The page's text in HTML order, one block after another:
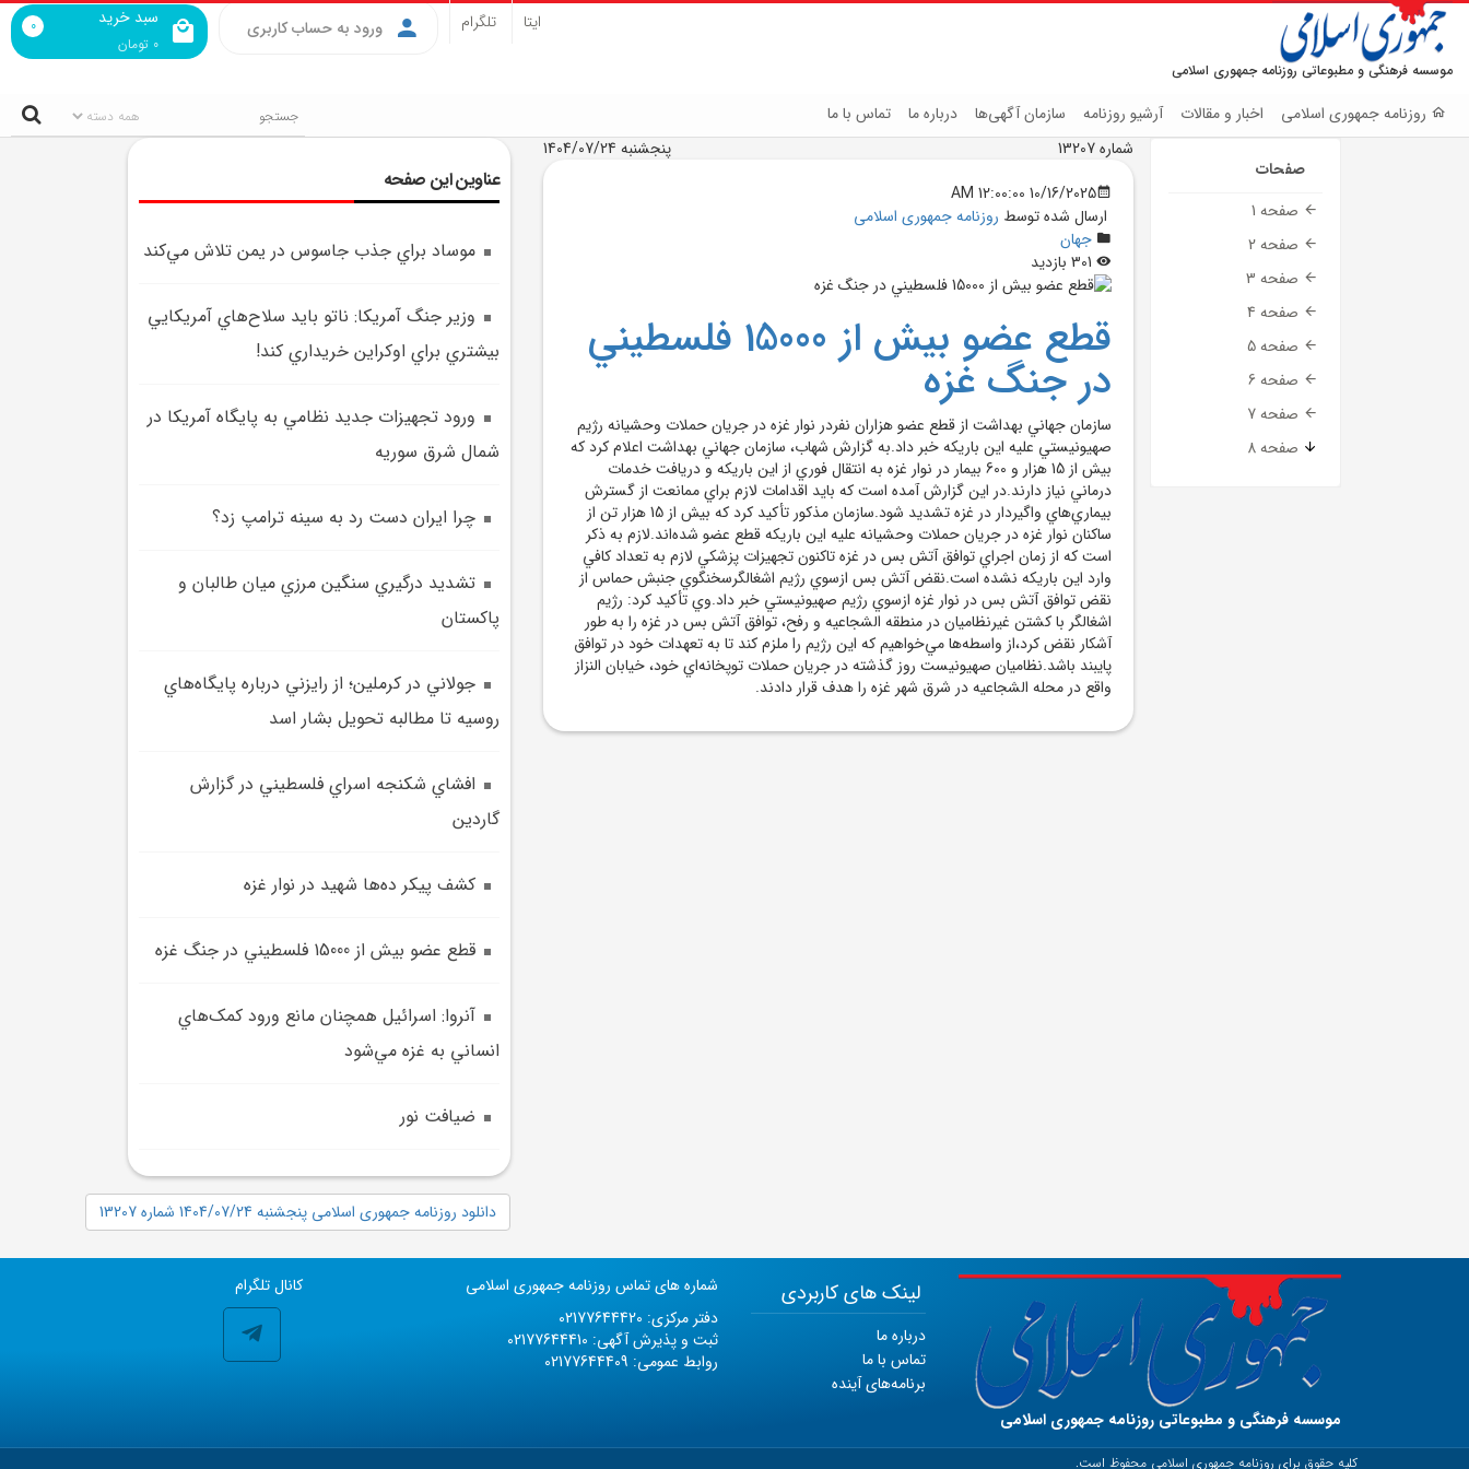
موسسه فرهنگی و مطبوعاتی روزنامه جمهوری اسلامی
سبد خرید
0 تومان
0 ورود به حساب کاربری ایتا تلگرام
روزنامه جمهوری اسلامی اخبار و مقالات آرشیو روزنامه سازمان آگهی‌ها درباره ما تماس با ما
صفحات
صفحه 1
صفحه 2
صفحه 3
صفحه 4
صفحه 5
صفحه 6
صفحه 7
صفحه 8
شماره 13207
پنجشنبه 1404/07/24
10/16/2025 12:00:00 AM
ارسال شده توسط روزنامه جمهوری اسلامی
جهان
قطع عضو بيش از 15000 فلسطيني
در جنگ غزه
سازمان جهاني بهداشت از قطع عضو هزاران نفردر نوار غزه در جريان حملات وحشيانه رژيم
صهيونيستي عليه اين باريکه خبر داد.به گزارش شهاب، سازمان جهاني بهداشت اعلام کرد که
بيش از 15 هزار و 600 بيمار در نوار غزه به انتقال فوري از اين باريکه و دريافت خدمات
درماني نياز دارند.در اين گزارش آمده است که بايد اقدامات لازم براي ممانعت از گسترش
بيماري‌هاي واگيردار در غزه تشديد شود.سازمان مذکور تأکيد کرد که بيش از 15 هزار تن از
ساکنان نوار غزه در جريان حملات وحشيانه عليه اين باريکه قطع عضو شده‌اند.لازم به ذکر
است که از زمان اجراي توافق آتش بس در غزه تاکنون تجهيزات پزشکي لازم به تعداد کافي
وارد اين باريکه نشده است.نقض آتش بس ازسوي رژيم اشغالگرسخنگوي جنبش حماس از
نقض توافق آتش بس در نوار غزه ازسوي رژيم صهيونيستي خبر داد.وي تأکيد کرد: رژيم
اشغالگر با کشتن غيرنظاميان در منطقه الشجاعيه و رفح، توافق آتش بس در غزه را به طور
آشکار نقض کرد،از واسطه‌ها مي‌خواهيم که اين رژيم را ملزم کند تا به تعهدات خود در توافق
پايبند باشد.نظاميان صهيونيست روز گذشته در جريان حملات توپخانه‌اي خود، خيابان النزاز
واقع در محله الشجاعيه در شرق شهر غزه را هدف قرار دادند.
عناوین این صفحه
موساد براي جذب جاسوس در يمن تلاش مي‌کند
وزير جنگ آمريکا: ناتو بايد سلاح‌هاي آمريکايي
بيشتري براي اوکراين خريداري کند!
ورود تجهيزات جديد نظامي به پايگاه آمريکا در
شمال شرق سوريه
چرا ايران دست رد به سينه ترامپ زد؟
تشديد درگيري سنگين مرزي ميان طالبان و
پاکستان
جولاني در کرملين؛ از رايزني درباره پايگاه‌هاي
روسيه تا مطالبه تحويل بشار اسد
افشاي شکنجه اسراي فلسطيني در گزارش
گاردين
کشف پيکر ده‌ها شهيد در نوار غزه
قطع عضو بيش از 15000 فلسطيني در جنگ غزه
آنروا: اسرائيل همچنان مانع ورود کمک‌هاي
انساني به غزه مي‌شود
ضيافت نور
دانلود روزنامه جمهوری اسلامی پنجشنبه 1404/07/24 شماره 13207
کانال تلگرام
شماره های تماس روزنامه جمهوری اسلامی
دفتر مرکزی: 02177644420
ثبت و پذیرش آگهی: 02177644410
روابط عمومی: 02177644409
لینک های کاربردی
درباره ما
تماس با ما
برنامه‌های آینده
موسسه فرهنگی و مطبوعاتی روزنامه جمهوری اسلامی
کلیه حقوق برای روزنامه جمهوری اسلامی محفوظ است.